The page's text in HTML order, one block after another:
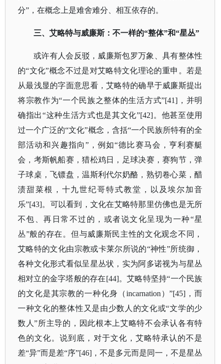
分”，在概念上是难舍难分、相互依存的。
三、艾略特与威廉斯：不一样的“整体”和“星丛”
或许有人会反驳，威廉斯包罗万象、具有整体性
的“文化”概念不过是对艾略特文化理论的重申。若是
从最浅显的字面意思看，艾略特的确早于威廉斯提出
将宗教作为“一个民族之整体的生活方式”[41]，并明
确指出“这种生活方式也是其文化”[42]。他甚至使用
过一个广泛的“文化”概念，含括“一个民族所特有的全
部活动和兴趣指向”，例如“德比赛马会，亨利赛艇
会，考斯帆船赛，猎松鸡日，足球决赛，赛狗节，弹
子球桌，飞镖盘，温斯利代尔奶酪，熟切卷心菜，醋
渍甜菜根，十九世纪哥特式教堂，以及埃尔加音
乐”[43]。可以看到，文化在艾略特那里仿佛也是无所
不包、再日常不过的，或者说文化呈现为一种“星
丛”般的存在。但与威廉斯民主性的文化观念不同，
艾略特的文化由宗教或卡莱尔所说的“神性”所统御，
各种文化形式看似呈星丛状，实为阿多诺视为与星丛
相对立的金字塔般的存在[44]。艾略特坚持“一个民族
的文化是其宗教的一种化身（incarnation）”[45]，而
一种文化的整体性又是由少数人的文化或“文学的少
数人”所主导的，因此根本上艾略特不会承认各有特
色的文化。说到底，对于文化，艾略特承认的不是
差“异”而是差“序”[46]，不是多元而是同一，不是星丛